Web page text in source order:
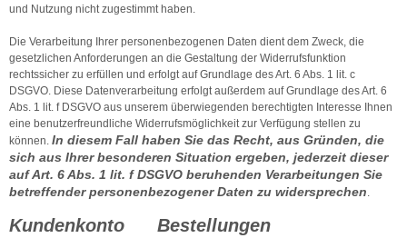
und Nutzung nicht zugestimmt haben.
Die Verarbeitung Ihrer personenbezogenen Daten dient dem Zweck, die
gesetzlichen Anforderungen an die Gestaltung der Widerrufsfunktion
rechtssicher zu erfüllen und erfolgt auf Grundlage des Art. 6 Abs. 1 lit. c
DSGVO. Diese Datenverarbeitung erfolgt außerdem auf Grundlage des Art. 6
Abs. 1 lit. f DSGVO aus unserem überwiegenden berechtigten Interesse Ihnen
eine benutzerfreundliche Widerrufsmöglichkeit zur Verfügung stellen zu
können. In diesem Fall haben Sie das Recht, aus Gründen, die
sich aus Ihrer besonderen Situation ergeben, jederzeit dieser
auf Art. 6 Abs. 1 lit. f DSGVO beruhenden Verarbeitungen Sie
betreffender personenbezogener Daten zu widersprechen.
Kundenkonto Bestellungen